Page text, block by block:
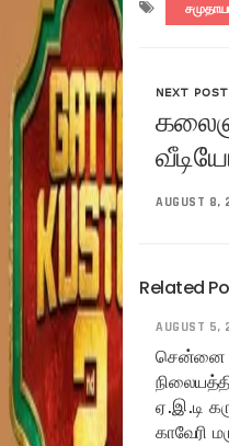
NEXT POST
AUGUST 8,
Related
AUGUST 5,
சென்னை
ஏ.இ.டி
காவேரி